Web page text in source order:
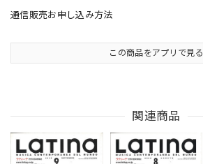
通信販売お申し込み方法
この商品をアプリで見る
関連商品